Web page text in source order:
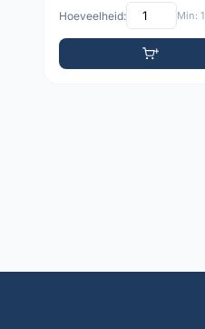
Hoeveelheid: Min: 1